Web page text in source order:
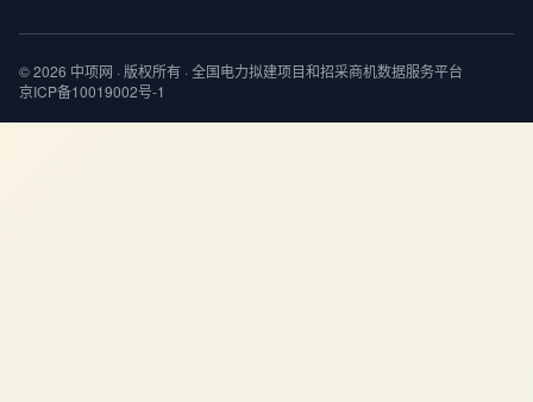
© 2026 中项网 · 版权所有 · 全国电力拟建项目和招采商机数据服务平台
京ICP备10019002号-1